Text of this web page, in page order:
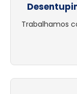
Trabalhamos